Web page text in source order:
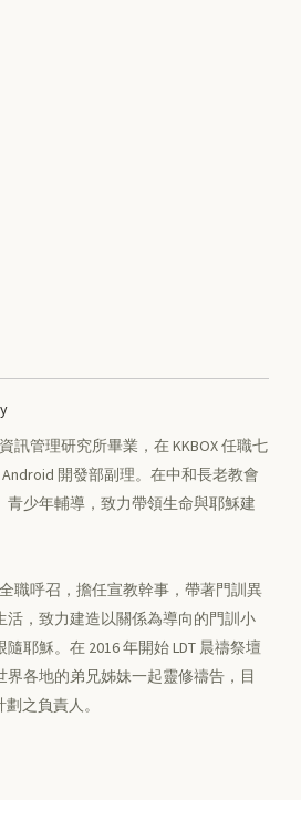
訊管理研究所畢業，在 KKBOX 任職七
開發部副理。在中和長老教會
青少年輔導，致力帶領生命與耶穌建
職呼召，擔任宣教幹事，帶著門訓異
活，致力建造以關係為導向的門訓小
耶穌。在 2016 年開始 LDT 晨禱祭壇
界各地的弟兄姊妹一起靈修禱告，目
之負責人。